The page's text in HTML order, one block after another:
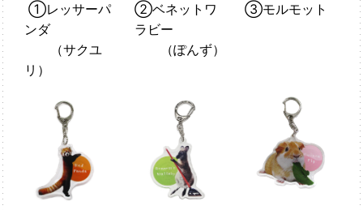
①レッサーパ
ンダ
（サクユ
リ）
②ベネットワ
ラビー
（ぽんず）
③モルモット